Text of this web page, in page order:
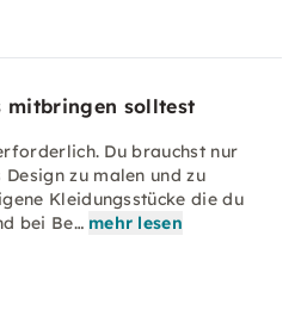
mitbringen solltest
Du brauchst nur
zu malen und zu
Kleidungsstücke die du
bei Be… mehr lesen